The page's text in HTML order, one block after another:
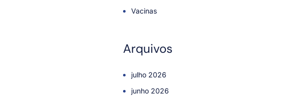
Vacinas
Arquivos
julho 2026
junho 2026